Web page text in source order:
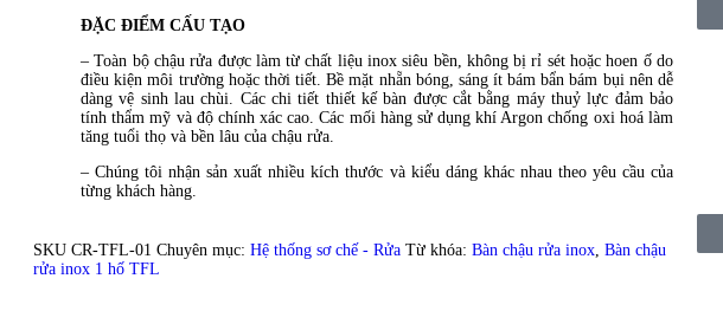
ĐẶC ĐIỂM CẤU TẠO
– Toàn bộ chậu rửa được làm từ chất liệu inox siêu bền, không bị rỉ sét hoặc hoen ố do
điều kiện môi trường hoặc thời tiết. Bề mặt nhẵn bóng, sáng ít bám bẩn bám bụi nên dễ
dàng vệ sinh lau chùi. Các chi tiết thiết kế bàn được cắt bằng máy thuỷ lực đảm bảo
tính thẩm mỹ và độ chính xác cao. Các mối hàng sử dụng khí Argon chống oxi hoá làm
tăng tuổi thọ và bền lâu của chậu rửa.
– Chúng tôi nhận sản xuất nhiều kích thước và kiểu dáng khác nhau theo yêu cầu của
từng khách hàng.
SKU CR-TFL-01 Chuyên mục: Hệ thống sơ chế - Rửa Từ khóa: Bàn chậu rửa inox, Bàn chậu
rửa inox 1 hố TFL